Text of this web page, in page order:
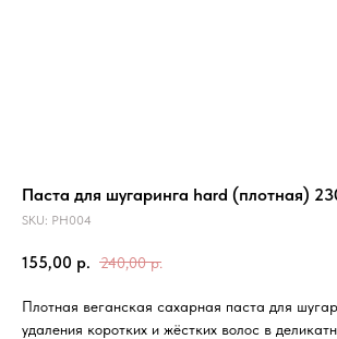
Паста для шугаринга hard (плотная)
SKU: PH004
155,00 р. 240,00 р.
Плотная веганская сахарная паста для
удаления коротких и жёстких волос в